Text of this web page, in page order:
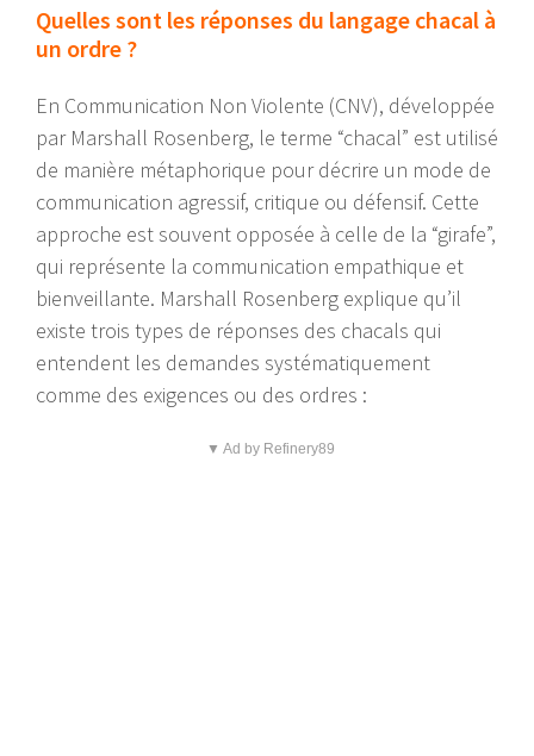
Quelles sont les réponses du langage chacal à
un ordre ?
En Communication Non Violente (CNV), développée
par Marshall Rosenberg, le terme “chacal” est utilisé
de manière métaphorique pour décrire un mode de
communication agressif, critique ou défensif. Cette
approche est souvent opposée à celle de la “girafe”,
qui représente la communication empathique et
bienveillante. Marshall Rosenberg explique qu’il
existe trois types de réponses des chacals qui
entendent les demandes systématiquement
comme des exigences ou des ordres :
▼ Ad by Refinery89